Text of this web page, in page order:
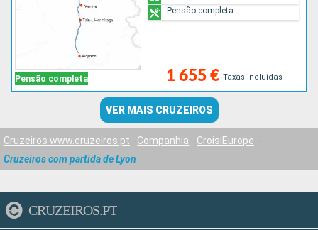
Pensão completa 1 655 € Taxas incluídas
Pensão completa
VER MAIS CRUZEIROS
Cruzeiros www.cruzeiros.pt Companhia
CroisiEurope
Cruzeiros com partida de Lyon
CRUZEIROS.PT